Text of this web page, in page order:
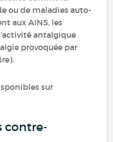
ou de maladies auto-
aux AINS, les
antalgique
provoquée par
sur
contre-